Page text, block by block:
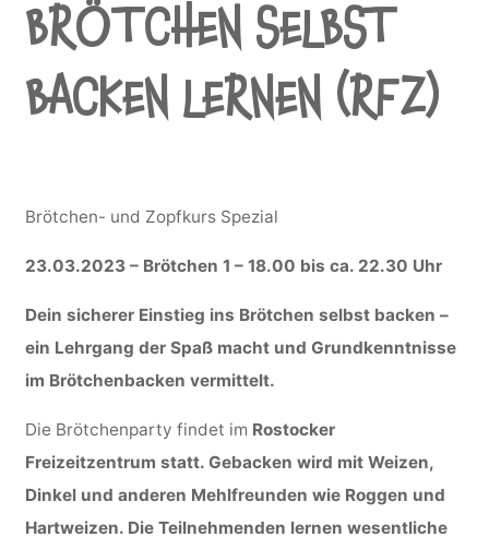
BRÖTCHEN SELBST
BACKEN LERNEN (RFZ)
Brötchen- und Zopfkurs Spezial
23.03.2023 – Brötchen 1 – 18.00 bis ca. 22.30 Uhr
Dein sicherer Einstieg ins Brötchen selbst backen –
ein Lehrgang der Spaß macht und Grundkenntnisse
im Brötchenbacken vermittelt.
Die Brötchenparty findet im Rostocker
Freizeitzentrum statt. Gebacken wird mit Weizen,
Dinkel und anderen Mehlfreunden wie Roggen und
Hartweizen. Die Teilnehmenden lernen wesentliche